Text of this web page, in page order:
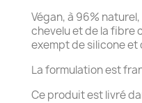
Végan, à 96%
chevelu et de la fibre
exempt de silicone et
La formulation est
Ce produit est livré